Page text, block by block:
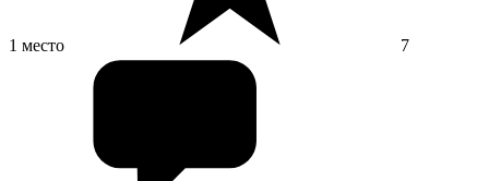
1 место 7